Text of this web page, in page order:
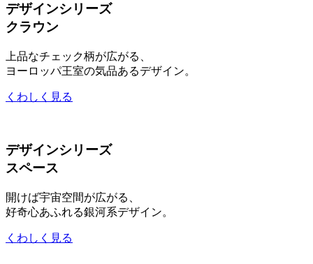
デザインシリーズ
クラウン
上品なチェック柄が広がる、
ヨーロッパ王室の気品あるデザイン。
くわしく見る
デザインシリーズ
スペース
開けば宇宙空間が広がる、
好奇心あふれる銀河系デザイン。
くわしく見る